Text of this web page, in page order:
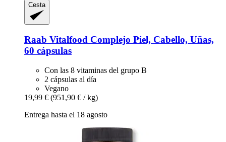
Cesta
Raab Vitalfood Complejo Piel, Cabello, Uñas,
60 cápsulas
Con las 8 vitaminas del grupo B
2 cápsulas al día
Vegano
19,99 € (951,90 € / kg)
Entrega hasta el 18 agosto